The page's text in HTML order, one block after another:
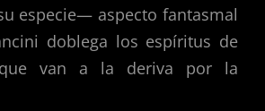
especie— aspecto fantasmal
doblega los espíritus de
van a la deriva por la